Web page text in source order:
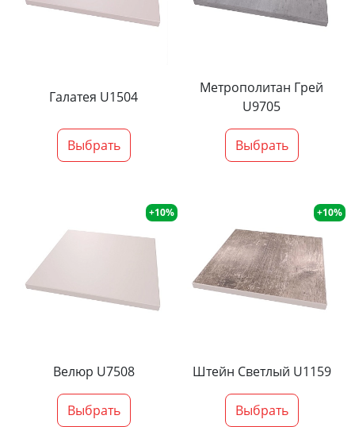
Галатея U1504
Выбрать
Метрополитан Грей
U9705
Выбрать
+10%
Велюр U7508
Выбрать
+10%
Штейн Светлый U1159
Выбрать